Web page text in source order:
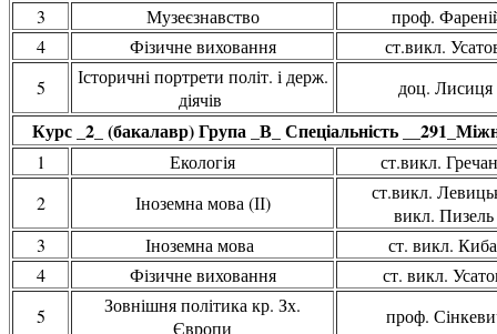
3
Музеєзнавство
проф.
4
Фізичне виховання
ст.викл.
5
Історичні портрети політ. і держ.
діячів
доц.
Курс _2_ (бакалавр) Група _В_ Спеціальність
1 Екологія
ст.викл.
2
Іноземна мова (ІІ)
ст.викл.
викл.
3
Іноземна мова
ст. викл.
4
Фізичне виховання
ст. викл.
5
Зовнішня політика кр. Зх.
Європи
проф.